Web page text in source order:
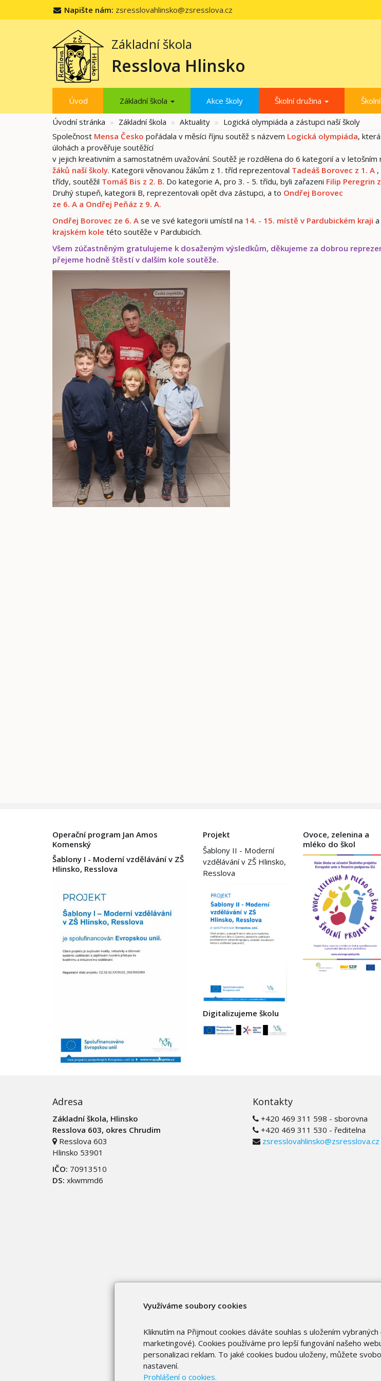
Napište nám: zsresslovahlinsko@zsresslova.cz
Základní škola
Resslova Hlinsko
Úvod Základní škola Akce školy Školní družina
Úvodní stránka Základní škola Aktuality
Logická olympiáda a zástupci naší školy
Společnost Mensa Česko pořádala v měsíci říjnu soutěž s názvem Logická olympiáda,
úlohách a prověřuje soutěžící
v jejich kreativním a samostatném uvažování. Soutěž je rozdělena do 6 kategorií a v
žáků naší školy. Kategorii věnovanou žákům z 1. tříd reprezentoval Tadeáš Borovec z 1. A
třídy, soutěžil Tomáš Bis z 2. B. Do kategorie A, pro 3. - 5. třídu, byli zařazeni Filip Peregrin
Druhý stupeň, kategorii B, reprezentovali opět dva zástupci, a to Ondřej Borovec
ze 6. A a Ondřej Peňáz z 9. A.
Ondřej Borovec ze 6. A se ve své kategorii umístil na 14. - 15. místě v Pardubickém kraji
krajském kole této soutěže v Pardubicích.
Všem zúčastněným gratulujeme k dosaženým výsledkům, děkujeme za dobrou
přejeme hodně štěstí v dalším kole soutěže.
Operační program Jan Amos
Komenský
Šablony I - Moderní vzdělávání v ZŠ
Hlinsko, Resslova
Projekt
Šablony II - Moderní
vzdělávání v ZŠ Hlinsko,
Resslova
Digitalizujeme školu
Ovoce, zelenina a
mléko do škol
Adresa
Základní škola, Hlinsko
Resslova 603, okres Chrudim
Resslova 603
Hlinsko 53901
IČO: 70913510
DS: xkwmmd6
Kontakty
+420 469 311 598 - sborovna
+420 469 311 530 - ředitelna
zsresslovahlinsko@zsresslova.cz
Využíváme soubory cookies
Kliknutím na Přijmout cookies dáváte souhlas s uložením
marketingové). Cookies používáme pro lepší fungování našeho
personalizaci reklam. To jaké cookies budou uloženy, můžete
nastavení.
Prohlášení o cookies.